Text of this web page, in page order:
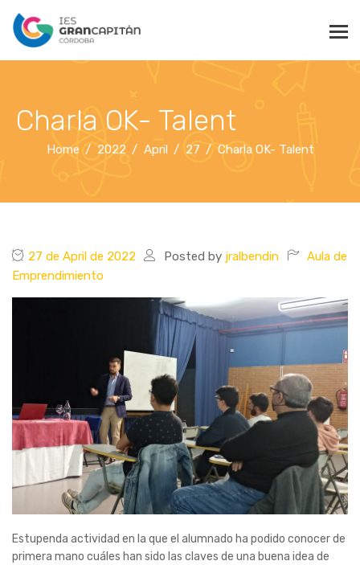
Charla OK- Talent
Home 2022 April 27 Charla OK- Talent
27 de April de 2022 Posted by jralbendin
Aula de
Emprendimiento
Estupenda actividad en la que el alumnado ha podido conocer de
primera mano cuáles han sido las claves de una buena idea de